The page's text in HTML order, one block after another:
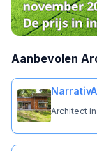
Aanbevolen
Architect